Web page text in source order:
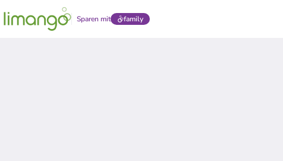
Sparen mit family